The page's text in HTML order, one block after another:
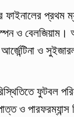
ফাইনালের প্রথম
ও বেলজিয়াম।
ও
ফুটবল
ও পারফরম্যান্স